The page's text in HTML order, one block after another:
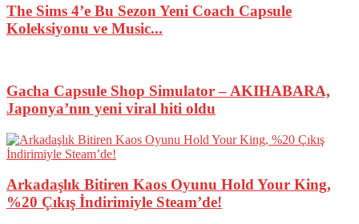
The Sims 4’e Bu Sezon Yeni Coach Capsule
Koleksiyonu ve Music...
Gacha Capsule Shop Simulator – AKIHABARA,
Japonya’nın yeni viral hiti oldu
Arkadaşlık Bitiren Kaos Oyunu Hold Your King,
%20 Çıkış İndirimiyle Steam’de!